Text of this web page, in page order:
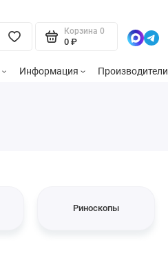
Корзина 0
0 ₽
Информация Производители
Риноскопы